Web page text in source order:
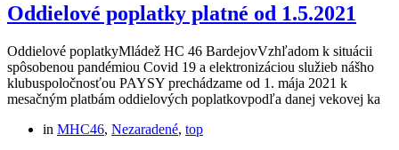
Oddielové poplatky platné od 1.5.2021
Oddielové poplatkyMládež HC 46 BardejovVzhľadom k situácii
spôsobenou pandémiou Covid 19 a elektronizáciou služieb nášho
klubuspoločnosťou PAYSY prechádzame od 1. mája 2021 k
mesačným platbám oddielových poplatkovpodľa danej vekovej ka
in MHC46, Nezaradené, top